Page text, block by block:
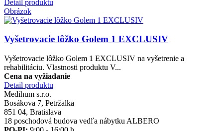
Detail produktu
Obrázok
Vyšetrovacie lôžko Golem 1 EXCLUSIV
Vyšetrovacie lôžko Golem 1 EXCLUSIV na vyšetrenie a
rehabilitáciu. Vlastnosti produktu V...
Cena na vyžiadanie
Detail produktu
Medihum s.r.o.
Bosákova 7, Petržalka
851 04, Bratislava
18 poschodová budova vedľa nábytku ALBERO